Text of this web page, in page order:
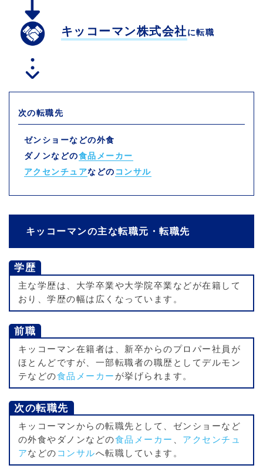
キッコーマン株式会社に転職
次の転職先
ゼンショーなどの外食
ダノンなどの食品メーカー
アクセンチュアなどの コンサル
キッコーマンの主な転職元・転職先
学歴
主な学歴は、大学卒業や大学院卒業などが在籍して
おり、学歴の幅は広くなっています。
前職
キッコーマン在籍者は、新卒からのプロパー社員が
ほとんどですが、一部転職者の職歴としてデルモン
テなどの食品メーカー が挙げられます。
次の転職先
キッコーマンからの転職先として、ゼンショーなど
の外食やダノンなどの食品メーカー 、 アクセンチュ
アなどの コンサルへ転職しています。